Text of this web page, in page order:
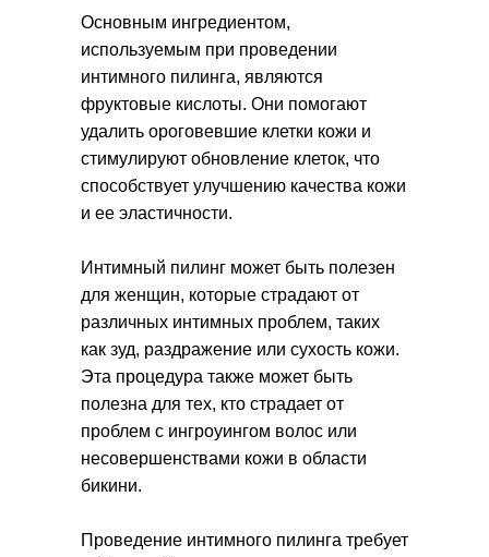
Основным ингредиентом,
используемым при проведении
интимного пилинга, являются
фруктовые кислоты. Они помогают
удалить ороговевшие клетки кожи и
стимулируют обновление клеток, что
способствует улучшению качества кожи
и ее эластичности.
Интимный пилинг может быть полезен
для женщин, которые страдают от
различных интимных проблем, таких
как зуд, раздражение или сухость кожи.
Эта процедура также может быть
полезна для тех, кто страдает от
проблем с ингроуингом волос или
несовершенствами кожи в области
бикини.
Проведение интимного пилинга требует